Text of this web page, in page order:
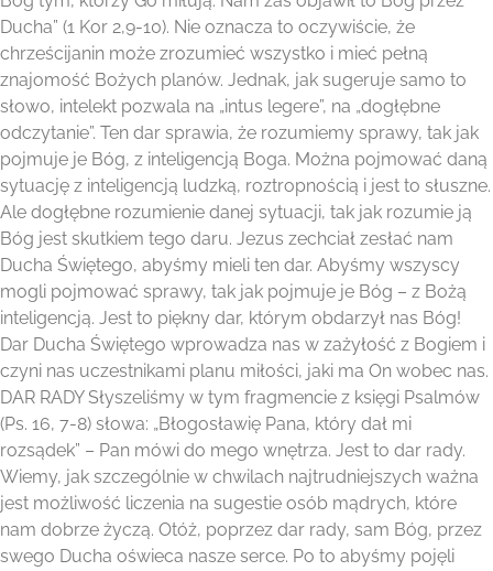
Ducha” (1 Kor 2,9-10). Nie oznacza to oczywiście, że
chrześcijanin może zrozumieć wszystko i mieć pełną
znajomość Bożych planów. Jednak, jak sugeruje samo to
słowo, intelekt pozwala na „intus legere”, na „dogłębne
odczytanie”. Ten dar sprawia, że rozumiemy sprawy, tak jak
pojmuje je Bóg, z inteligencją Boga. Można pojmować daną
sytuację z inteligencją ludzką, roztropnością i jest to słuszne.
Ale dogłębne rozumienie danej sytuacji, tak jak rozumie ją
Bóg jest skutkiem tego daru. Jezus zechciał zesłać nam
Ducha Świętego, abyśmy mieli ten dar. Abyśmy wszyscy
mogli pojmować sprawy, tak jak pojmuje je Bóg – z Bożą
inteligencją. Jest to piękny dar, którym obdarzył nas Bóg!
Dar Ducha Świętego wprowadza nas w zażyłość z Bogiem i
czyni nas uczestnikami planu miłości, jaki ma On wobec nas.
DAR RADY Słyszeliśmy w tym fragmencie z księgi Psalmów
(Ps. 16, 7-8) słowa: „Błogosławię Pana, który dał mi
rozsądek” – Pan mówi do mego wnętrza. Jest to dar rady.
Wiemy, jak szczególnie w chwilach najtrudniejszych ważna
jest możliwość liczenia na sugestie osób mądrych, które
nam dobrze życzą. Otóż, poprzez dar rady, sam Bóg, przez
swego Ducha oświeca nasze serce. Po to abyśmy pojęli